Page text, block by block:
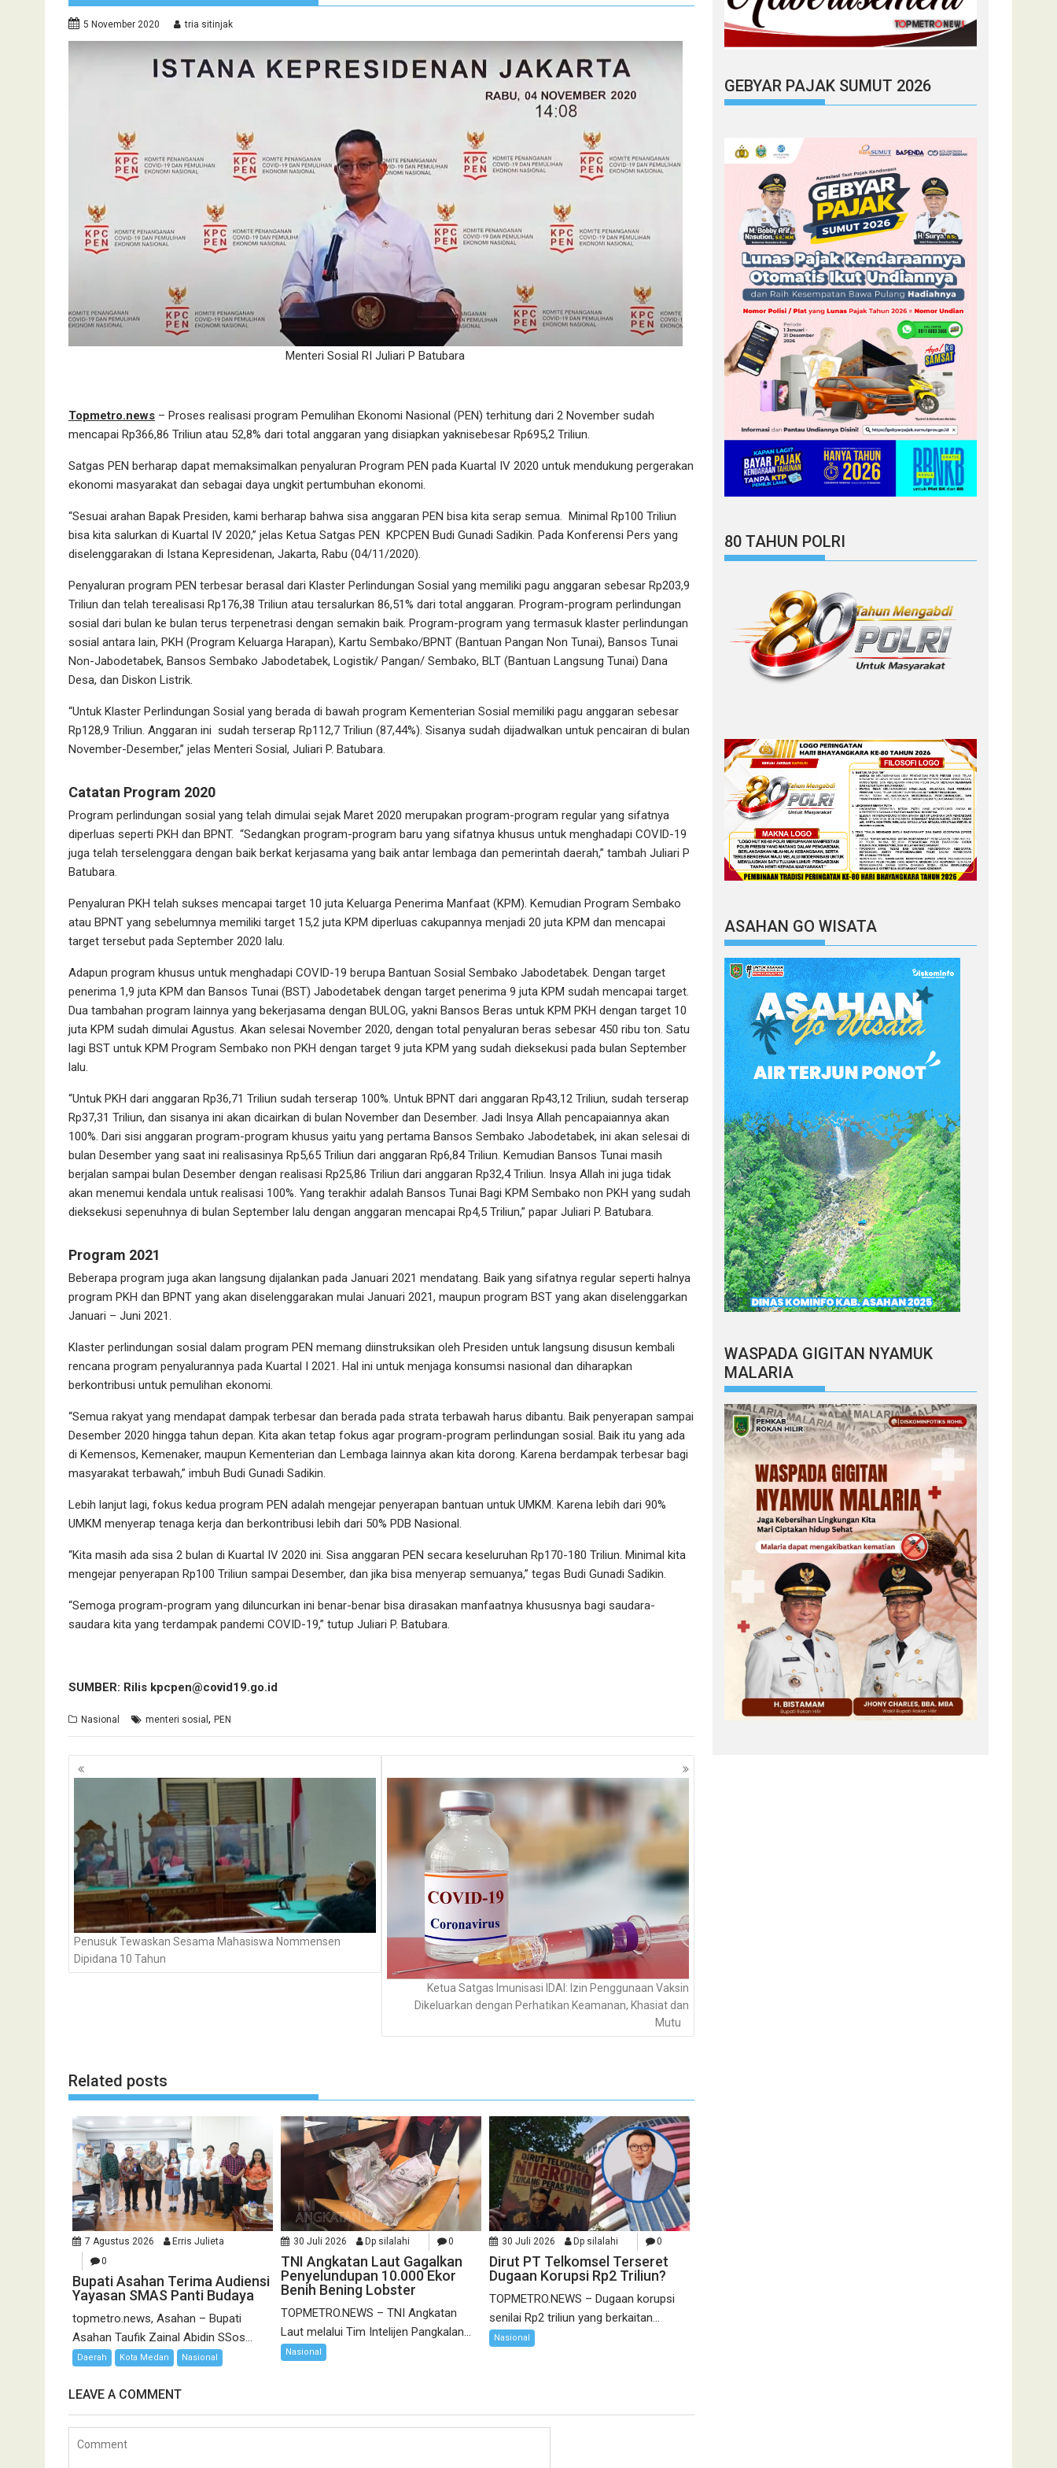
5 November 2020 tria sitinjak
Menteri Sosial RI Juliari P Batubara
Topmetro.news – Proses realisasi program Pemulihan Ekonomi Nasional (PEN) terhitung dari 2 November sudah
mencapai Rp366,86 Triliun atau 52,8% dari total anggaran yang disiapkan yaknisebesar Rp695,2 Triliun.
Satgas PEN berharap dapat memaksimalkan penyaluran Program PEN pada Kuartal IV 2020 untuk mendukung pergerakan
ekonomi masyarakat dan sebagai daya ungkit pertumbuhan ekonomi.
“Sesuai arahan Bapak Presiden, kami berharap bahwa sisa anggaran PEN bisa kita serap semua. Minimal Rp100 Triliun
bisa kita salurkan di Kuartal IV 2020,” jelas Ketua Satgas PEN KPCPEN Budi Gunadi Sadikin. Pada Konferensi Pers yang
diselenggarakan di Istana Kepresidenan, Jakarta, Rabu (04/11/2020).
Penyaluran program PEN terbesar berasal dari Klaster Perlindungan Sosial yang memiliki pagu anggaran sebesar Rp203,9
Triliun dan telah terealisasi Rp176,38 Triliun atau tersalurkan 86,51% dari total anggaran. Program-program perlindungan
sosial dari bulan ke bulan terus terpenetrasi dengan semakin baik. Program-program yang termasuk klaster perlindungan
sosial antara lain, PKH (Program Keluarga Harapan), Kartu Sembako/BPNT (Bantuan Pangan Non Tunai), Bansos Tunai
Non-Jabodetabek, Bansos Sembako Jabodetabek, Logistik/ Pangan/ Sembako, BLT (Bantuan Langsung Tunai) Dana
Desa, dan Diskon Listrik.
“Untuk Klaster Perlindungan Sosial yang berada di bawah program Kementerian Sosial memiliki pagu anggaran sebesar
Rp128,9 Triliun. Anggaran ini sudah terserap Rp112,7 Triliun (87,44%). Sisanya sudah dijadwalkan untuk pencairan di bulan
November-Desember,” jelas Menteri Sosial, Juliari P. Batubara.
Catatan Program 2020
Program perlindungan sosial yang telah dimulai sejak Maret 2020 merupakan program-program regular yang sifatnya
diperluas seperti PKH dan BPNT. “Sedangkan program-program baru yang sifatnya khusus untuk menghadapi COVID-19
juga telah terselenggara dengan baik berkat kerjasama yang baik antar lembaga dan pemerintah daerah,” tambah Juliari P
Batubara.
Penyaluran PKH telah sukses mencapai target 10 juta Keluarga Penerima Manfaat (KPM). Kemudian Program Sembako
atau BPNT yang sebelumnya memiliki target 15,2 juta KPM diperluas cakupannya menjadi 20 juta KPM dan mencapai
target tersebut pada September 2020 lalu.
Adapun program khusus untuk menghadapi COVID-19 berupa Bantuan Sosial Sembako Jabodetabek. Dengan target
penerima 1,9 juta KPM dan Bansos Tunai (BST) Jabodetabek dengan target penerima 9 juta KPM sudah mencapai target.
Dua tambahan program lainnya yang bekerjasama dengan BULOG, yakni Bansos Beras untuk KPM PKH dengan target 10
juta KPM sudah dimulai Agustus. Akan selesai November 2020, dengan total penyaluran beras sebesar 450 ribu ton. Satu
lagi BST untuk KPM Program Sembako non PKH dengan target 9 juta KPM yang sudah dieksekusi pada bulan September
lalu.
“Untuk PKH dari anggaran Rp36,71 Triliun sudah terserap 100%. Untuk BPNT dari anggaran Rp43,12 Triliun, sudah terserap
Rp37,31 Triliun, dan sisanya ini akan dicairkan di bulan November dan Desember. Jadi Insya Allah pencapaiannya akan
100%. Dari sisi anggaran program-program khusus yaitu yang pertama Bansos Sembako Jabodetabek, ini akan selesai di
bulan Desember yang saat ini realisasinya Rp5,65 Triliun dari anggaran Rp6,84 Triliun. Kemudian Bansos Tunai masih
berjalan sampai bulan Desember dengan realisasi Rp25,86 Triliun dari anggaran Rp32,4 Triliun. Insya Allah ini juga tidak
akan menemui kendala untuk realisasi 100%. Yang terakhir adalah Bansos Tunai Bagi KPM Sembako non PKH yang sudah
dieksekusi sepenuhnya di bulan September lalu dengan anggaran mencapai Rp4,5 Triliun,” papar Juliari P. Batubara.
Program 2021
Beberapa program juga akan langsung dijalankan pada Januari 2021 mendatang. Baik yang sifatnya regular seperti halnya
program PKH dan BPNT yang akan diselenggarakan mulai Januari 2021, maupun program BST yang akan diselenggarkan
Januari – Juni 2021.
Klaster perlindungan sosial dalam program PEN memang diinstruksikan oleh Presiden untuk langsung disusun kembali
rencana program penyalurannya pada Kuartal I 2021. Hal ini untuk menjaga konsumsi nasional dan diharapkan
berkontribusi untuk pemulihan ekonomi.
“Semua rakyat yang mendapat dampak terbesar dan berada pada strata terbawah harus dibantu. Baik penyerapan sampai
Desember 2020 hingga tahun depan. Kita akan tetap fokus agar program-program perlindungan sosial. Baik itu yang ada
di Kemensos, Kemenaker, maupun Kementerian dan Lembaga lainnya akan kita dorong. Karena berdampak terbesar bagi
masyarakat terbawah,” imbuh Budi Gunadi Sadikin.
Lebih lanjut lagi, fokus kedua program PEN adalah mengejar penyerapan bantuan untuk UMKM. Karena lebih dari 90%
UMKM menyerap tenaga kerja dan berkontribusi lebih dari 50% PDB Nasional.
“Kita masih ada sisa 2 bulan di Kuartal IV 2020 ini. Sisa anggaran PEN secara keseluruhan Rp170-180 Triliun. Minimal kita
mengejar penyerapan Rp100 Triliun sampai Desember, dan jika bisa menyerap semuanya,” tegas Budi Gunadi Sadikin.
“Semoga program-program yang diluncurkan ini benar-benar bisa dirasakan manfaatnya khususnya bagi saudara-
saudara kita yang terdampak pandemi COVID-19,” tutup Juliari P. Batubara.
SUMBER: Rilis kpcpen@covid19.go.id
Nasional menteri sosial , PEN
Navigasi
pos
Penusuk Tewaskan Sesama Mahasiswa Nommensen
Dipidana 10 Tahun
Ketua Satgas Imunisasi IDAI: Izin Penggunaan Vaksin
Dikeluarkan dengan Perhatikan Keamanan, Khasiat dan
Mutu
Related posts
7 Agustus 2026
Erris Julieta
0
Bupati Asahan Terima Audiensi
Yayasan SMAS Panti Budaya
topmetro.news, Asahan – Bupati
Asahan Taufik Zainal Abidin SSos...
Daerah Kota Medan Nasional
30 Juli 2026 Dp silalahi 0
TNI Angkatan Laut Gagalkan
Penyelundupan 10.000 Ekor
Benih Bening Lobster
TOPMETRO.NEWS – TNI Angkatan
Laut melalui Tim Intelijen Pangkalan...
Nasional
30 Juli 2026 Dp silalahi 0
Dirut PT Telkomsel Terseret
Dugaan Korupsi Rp2 Triliun?
TOPMETRO.NEWS – Dugaan korupsi
senilai Rp2 triliun yang berkaitan...
Nasional
LEAVE A COMMENT
GEBYAR PAJAK SUMUT 2026
80 TAHUN POLRI
ASAHAN GO WISATA
WASPADA GIGITAN NYAMUK
MALARIA